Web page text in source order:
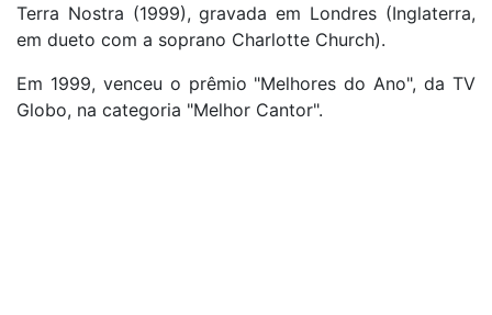
Terra Nostra (1999), gravada em Londres (Inglaterra,
em dueto com a soprano Charlotte Church).
Em 1999, venceu o prêmio "Melhores do Ano", da TV
Globo, na categoria "Melhor Cantor".